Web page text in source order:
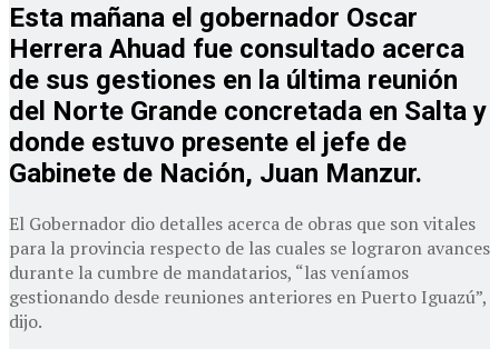
Esta mañana el gobernador Oscar
Herrera Ahuad fue consultado acerca
de sus gestiones en la última reunión
del Norte Grande concretada en Salta y
donde estuvo presente el jefe de
Gabinete de Nación, Juan Manzur.
El Gobernador dio detalles acerca de obras que son vitales
para la provincia respecto de las cuales se lograron avances
durante la cumbre de mandatarios, “las veníamos
gestionando desde reuniones anteriores en Puerto Iguazú”,
dijo.